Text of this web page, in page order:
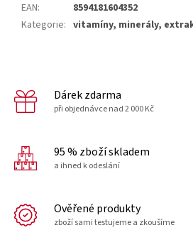
EAN:
8594181604352
Kategorie: vitamíny, minerály,
Dárek zdarma
při objednávce nad 2 000 Kč
95 % zboží skladem
a ihned k odeslání
Ověřené produkty
zboží sami testujeme a zkoušíme